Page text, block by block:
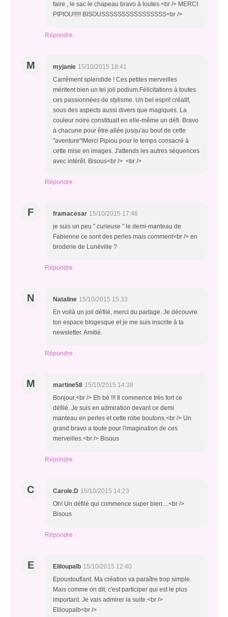
faire , le sac le chapeau bravo à toutes.<br /> MERCI
PIPIOU!!!!! BISOUSSSSSSSSSSSSSSSS<br />
Répondre
M myjanie 15/10/2015 18:41
Carrément splendide ! Ces petites merveilles
méritent bien un tel joli podium.Félicitations à toutes
ces passionnées de stylisme. Un bel esprit créatif,
sous des aspects aussi divers que magiques. La
couleur noire constituait en elle-même un défi. Bravo
à chacune pour être allée jusqu'au bout de cette
"aventure"!Merci Pipiou pour le temps consacré à
cette mise en images. J'attends les autres séquences
avec intérêt. Bisous<br /> <br />
Répondre
F framacesar 15/10/2015 17:46
je suis un peu " curieuse " le demi-manteau de
Fabienne ce sont des perles mais comment<br /> en
broderie de Lunéville ?
Répondre
N Nataline 15/10/2015 15:33
En voilà un joli défilé, merci du partage. Je découvre
ton espace blogesque et je me suis inscrite à ta
newsletter. Amitié.
Répondre
M martine58 15/10/2015 14:38
Bonjour,<br /> Eh bé !!! Il commence très fort ce
défilé. Je suis en admiration devant ce demi
manteau en perles et cette robe boutons.<br /> Un
grand bravo a toute pour l'imagination de ces
merveilles.<br /> Bisous
Répondre
C Carole.D 15/10/2015 14:23
Oh! Un défilé qui commence super bien....<br />
Bisous
Répondre
E Eliloupalb 15/10/2015 12:40
Epoustouflant. Ma création va paraître trop simple.
Mais comme on dit, c'est participer qui est le plus
important. Je vais admirer la suite.<br />
Eliloupalb<br />